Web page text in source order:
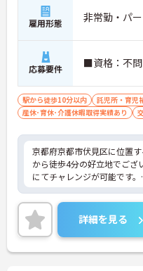
雇用形態 非常勤・パ
応募要件 ■資格：不
駅から徒歩10分以内 託児所・育児
産休･育休･介護休暇取得実績あり
京都府京都市伏見区に位置
から徒歩4分の好立地でござ
にてチャレンジが可能です。
週3日からのご勤務が可能で
スタイルに合わせて無理のな
けます。
ご興味のある方には、面接
詳細を見る